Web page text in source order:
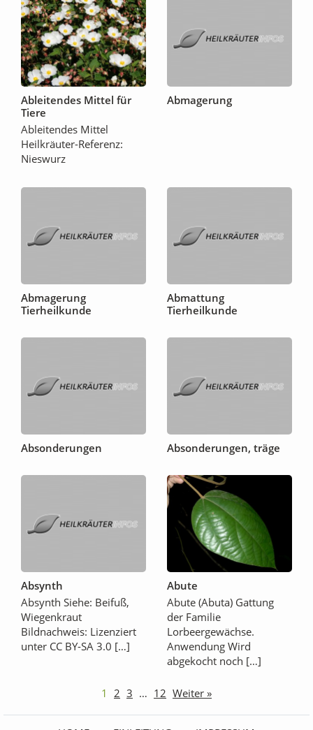
Ableitendes Mittel für
Tiere
Ableitendes Mittel
Heilkräuter-Referenz:
Nieswurz
Abmagerung
Abmagerung
Tierheilkunde
Abmattung
Tierheilkunde
Absonderungen Absonderungen, träge
Absynth
Absynth Siehe: Beifuß,
Wiegenkraut
Bildnachweis: Lizenziert
unter CC BY-SA 3.0 […]
Abute
Abute (Abuta) Gattung
der Familie
Lorbeergewächse.
Anwendung Wird
abgekocht noch […]
1 2 3 … 12 Weiter »